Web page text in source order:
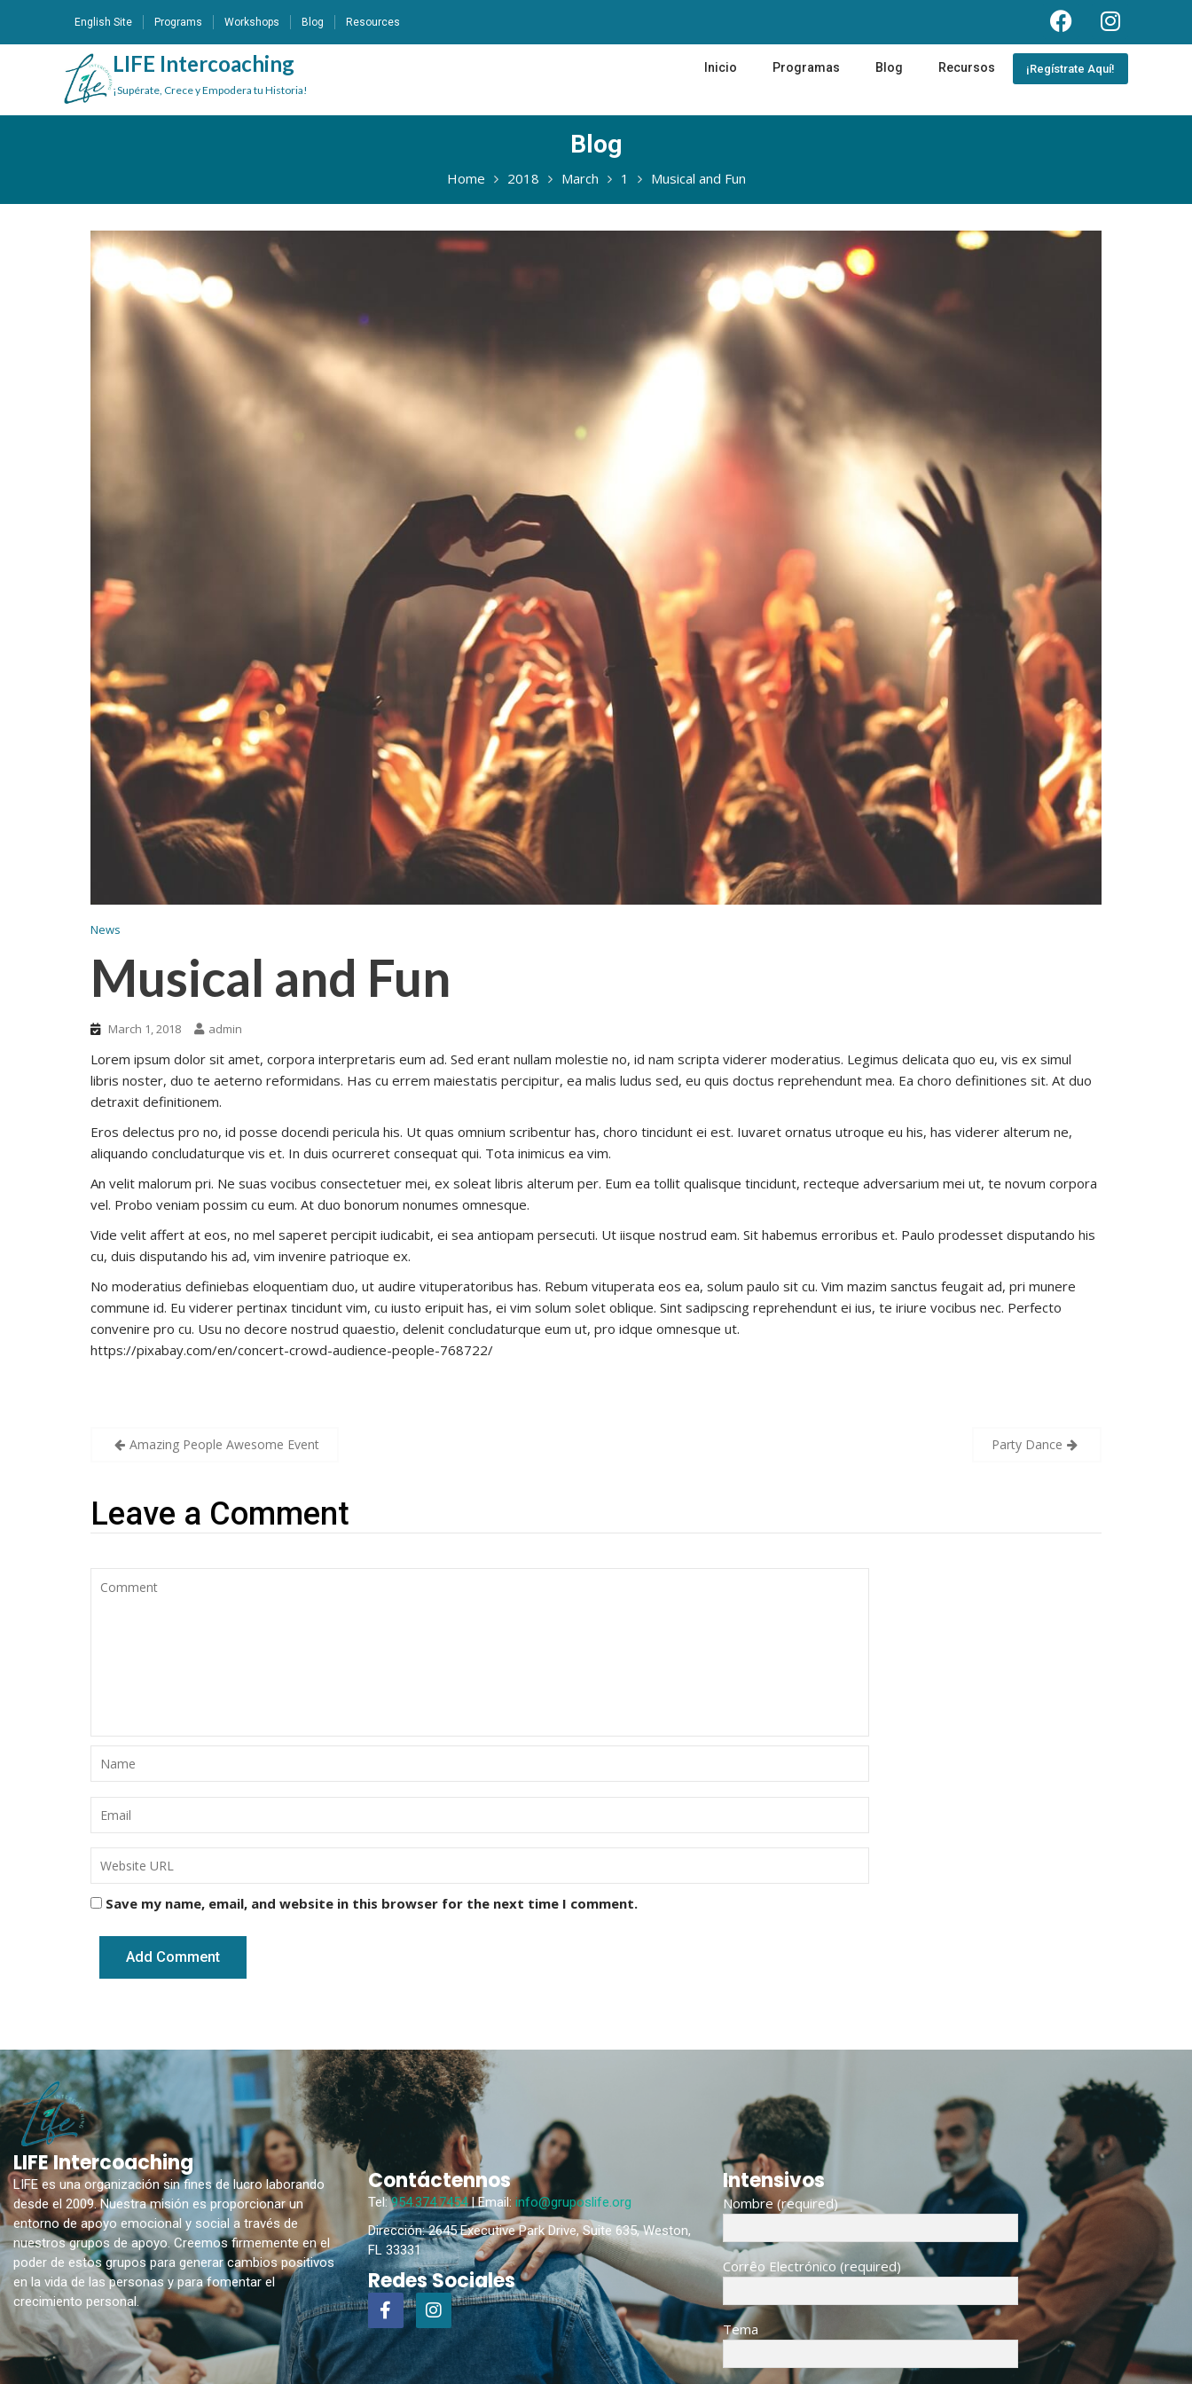
English Site Programs Workshops Blog Resources
LIFE Intercoaching
¡Supérate, Crece y Empodera tu Historia!
¡Regístrate Aquí!
Inicio Programas Blog Recursos
Blog
Home 2018 March 1 Musical and Fun
News
Musical and Fun
March 1, 2018 admin
Lorem ipsum dolor sit amet, corpora interpretaris eum ad. Sed erant nullam molestie no, id nam scripta viderer moderatius. Legimus delicata quo eu, vis ex simul
libris noster, duo te aeterno reformidans. Has cu errem maiestatis percipitur, ea malis ludus sed, eu quis doctus reprehendunt mea. Ea choro definitiones sit. At duo
detraxit definitionem.
Eros delectus pro no, id posse docendi pericula his. Ut quas omnium scribentur has, choro tincidunt ei est. Iuvaret ornatus utroque eu his, has viderer alterum ne,
aliquando concludaturque vis et. In duis ocurreret consequat qui. Tota inimicus ea vim.
An velit malorum pri. Ne suas vocibus consectetuer mei, ex soleat libris alterum per. Eum ea tollit qualisque tincidunt, recteque adversarium mei ut, te novum corpora
vel. Probo veniam possim cu eum. At duo bonorum nonumes omnesque.
Vide velit affert at eos, no mel saperet percipit iudicabit, ei sea antiopam persecuti. Ut iisque nostrud eam. Sit habemus erroribus et. Paulo prodesset disputando his
cu, duis disputando his ad, vim invenire patrioque ex.
No moderatius definiebas eloquentiam duo, ut audire vituperatoribus has. Rebum vituperata eos ea, solum paulo sit cu. Vim mazim sanctus feugait ad, pri munere
commune id. Eu viderer pertinax tincidunt vim, cu iusto eripuit has, ei vim solum solet oblique. Sint sadipscing reprehendunt ei ius, te iriure vocibus nec. Perfecto
convenire pro cu. Usu no decore nostrud quaestio, delenit concludaturque eum ut, pro idque omnesque ut.
https://pixabay.com/en/concert-crowd-audience-people-768722/
Amazing People Awesome Event Party Dance
Leave a Comment
Save my name, email, and website in this browser for the next time I comment.
LIFE Intercoaching
LIFE es una organización sin fines de lucro laborando
desde el 2009. Nuestra misión es proporcionar un
entorno de apoyo emocional y social a través de
nuestros grupos de apoyo. Creemos firmemente en el
poder de estos grupos para generar cambios positivos
en la vida de las personas y para fomentar el
crecimiento personal.
Contáctennos
Tel:954.374.7454| Email: info@gruposlife.org
Dirección: 2645 Executive Park Drive, Suite 635, Weston,
FL 33331
Redes Sociales
Intensivos
Nombre (required)
Corrêo Electrónico (required)
Tema